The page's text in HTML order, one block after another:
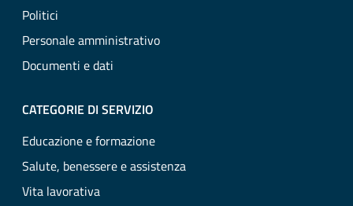
Politici
Personale amministrativo
Documenti e dati
CATEGORIE DI SERVIZIO
Educazione e formazione
Salute, benessere e assistenza
Vita lavorativa